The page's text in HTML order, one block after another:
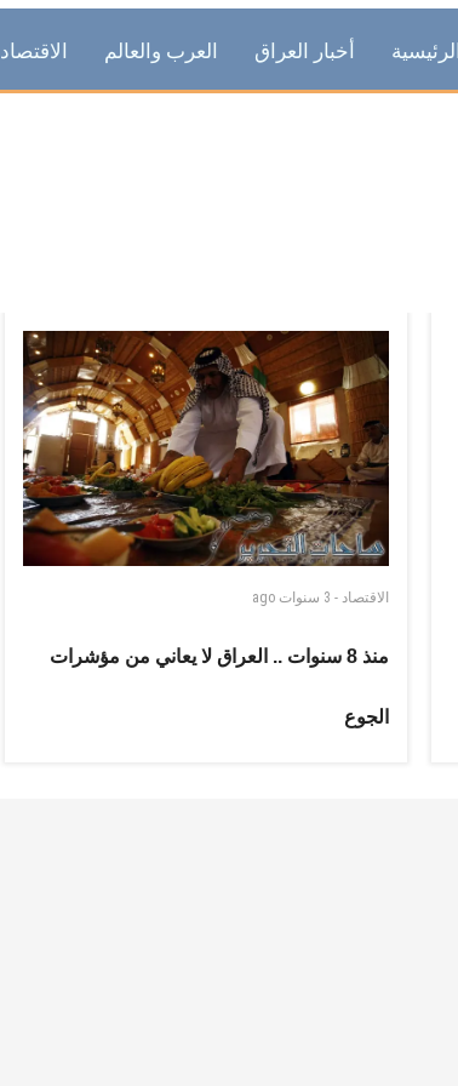
أخبار العراق العرب والعالم الاقتصاد
الاقتصاد- 3 سنوات ago
منذ 8 سنوات .. العراق لا يعاني من مؤشرات
الجوع